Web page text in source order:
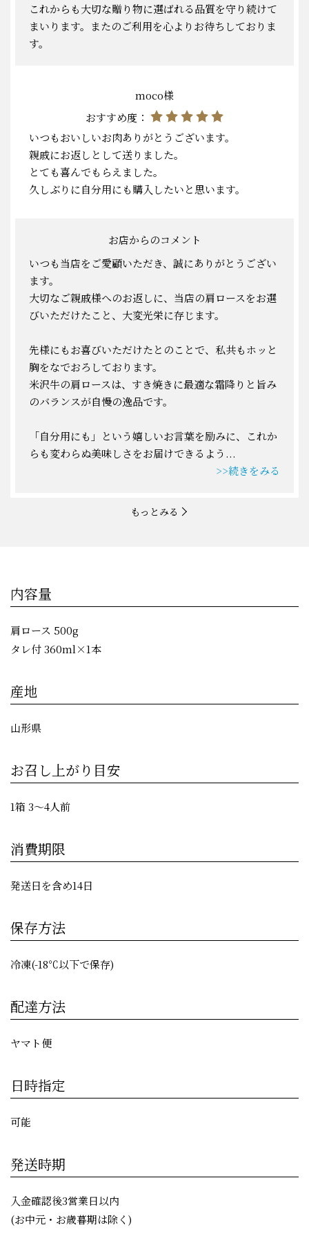
これからも大切な贈り物に選ばれる品質を守り続けて
まいります。またのご利用を心よりお待ちしておりま
す。
moco様
おすすめ度：
いつもおいしいお肉ありがとうございます。
親戚にお返しとして送りました。
とても喜んでもらえました。
久しぶりに自分用にも購入したいと思います。
お店からのコメント
いつも当店をご愛顧いただき、誠にありがとうござい
ます。
大切なご親戚様へのお返しに、当店の肩ロースをお選
びいただけたこと、大変光栄に存じます。
先様にもお喜びいただけたとのことで、私共もホッと
胸をなでおろしております。
米沢牛の肩ロースは、すき焼きに最適な霜降りと旨み
のバランスが自慢の逸品です。
「自分用にも」という嬉しいお言葉を励みに、これか
らも変わらぬ美味しさをお届けできるよう ...
>>続きをみる
もっとみる
内容量
肩ロース 500g
タレ付 360ml×1本
産地
山形県
お召し上がり目安
1箱 3〜4人前
消費期限
発送日を含め14日
保存方法
冷凍(-18℃以下で保存)
配達方法
ヤマト便
日時指定
可能
発送時期
入金確認後3営業日以内
(お中元・お歳暮期は除く)